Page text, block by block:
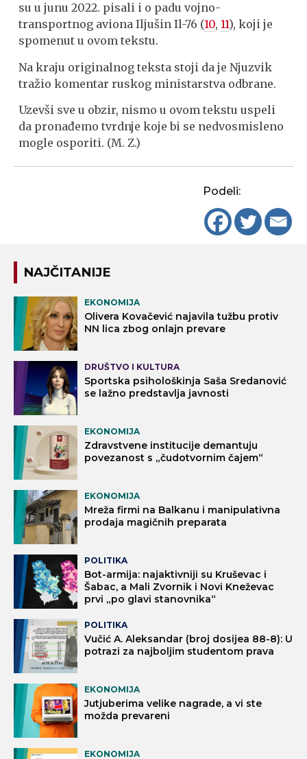
su u junu 2022. pisali i o padu vojno-
transportnog aviona Iljušin Il-76 (10,11), koji je
spomenut u ovom tekstu.
Na kraju originalnog teksta stoji da je Njuzvik
tražio komentar ruskog ministarstva odbrane.
Uzevši sve u obzir, nismo u ovom tekstu uspeli
da pronađemo tvrdnje koje bi se nedvosmisleno
mogle osporiti. (M. Z.)
Podeli:
NAJČITANIJE
EKONOMIJA
Olivera Kovačević najavila tužbu protiv
NN lica zbog onlajn prevare
DRUŠTVO I KULTURA
Sportska psihološkinja Saša Sredanović
se lažno predstavlja javnosti
EKONOMIJA
Zdravstvene institucije demantuju
povezanost s „čudotvornim čajem“
EKONOMIJA
Mreža firmi na Balkanu i manipulativna
prodaja magičnih preparata
POLITIKA
Bot-armija: najaktivniji su Kruševac i
Šabac, a Mali Zvornik i Novi Kneževac
prvi „po glavi stanovnika“
POLITIKA
Vučić A. Aleksandar (broj dosijea 88-8): U
potrazi za najboljim studentom prava
EKONOMIJA
Jutjuberima velike nagrade, a vi ste
možda prevareni
EKONOMIJA